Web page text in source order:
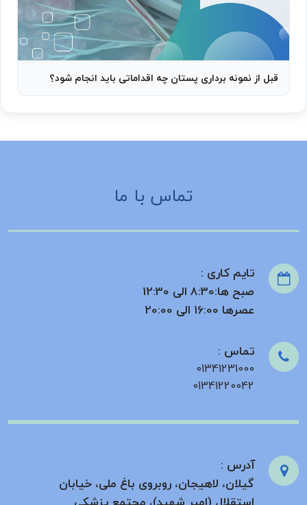
قبل از نمونه برداری پستان چه اقداماتی باید انجام شود؟
تماس با ما
تایم کاری :
صبح ها:8:30 الی 12:30
عصرها 16:00 الی 20:00
تماس :
01341231000
01341220042
آدرس :
گیلان، لاهیجان، روبروی باغ ملی، خیابان